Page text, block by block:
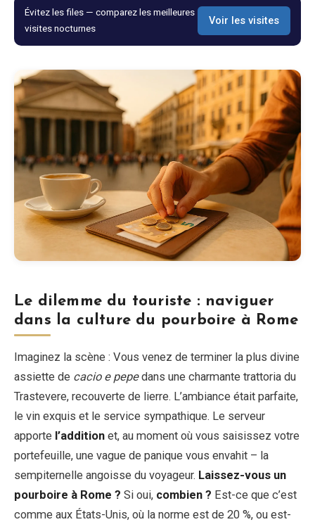
Catacombes de Rome
Blog
Boutique
Tous les souvenirs
Posters
T-Shirts
À propos
EN DE ES FR IT
Évitez les files — comparez les meilleures
visites nocturnes
Voir les visites
Le dilemme du touriste : naviguer
dans la culture du pourboire à Rome
Imaginez la scène : Vous venez de terminer la plus divine
assiette de cacio e pepedans une charmante trattoria du
Trastevere, recouverte de lierre. L’ambiance était parfaite,
le vin exquis et le service sympathique. Le serveur
apporte l’addition et, au moment où vous saisissez votre
portefeuille, une vague de panique vous envahit – la
sempiternelle angoisse du voyageur. Laissez-vous un
pourboire à Rome ? Si oui, combien ? Est-ce que c’est
comme aux États-Unis, où la norme est de 20 %, ou est-